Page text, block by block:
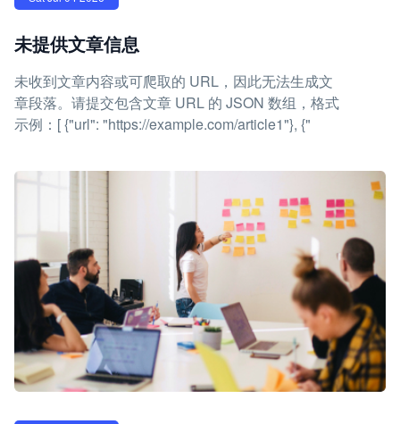
未提供文章信息
未收到文章内容或可爬取的 URL，因此无法生成文
章段落。请提交包含文章 URL 的 JSON 数组，格式
示例：[ {"url": "https://example.com/article1"}, {"